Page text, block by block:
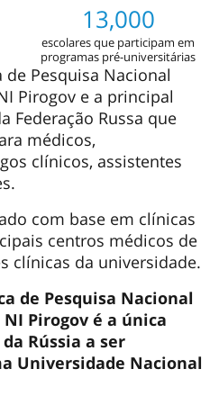
13,000
escolares que participam em
programas pré-universitárias
Pesquisa Nacional
Pirogov e a principal
Federação Russa que
médicos,
clínicos, assistentes
com base em clínicas
centros médicos de
clínicas da universidade.
de Pesquisa Nacional
Pirogov é a única
Rússia a ser
Universidade Nacional